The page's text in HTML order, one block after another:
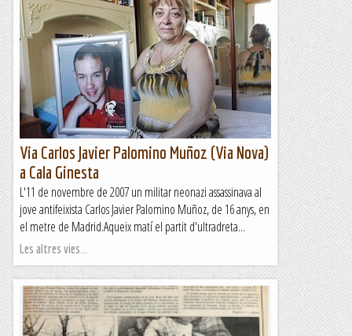
Via Carlos Javier Palomino Muñoz (Via Nova)
a Cala Ginesta
L'11 de novembre de 2007 un militar neonazi assassinava al
jove antifeixista Carlos Javier Palomino Muñoz, de 16 anys, en
el metre de Madrid.Aqueix matí el partit d'ultradreta...
Les altres vies...